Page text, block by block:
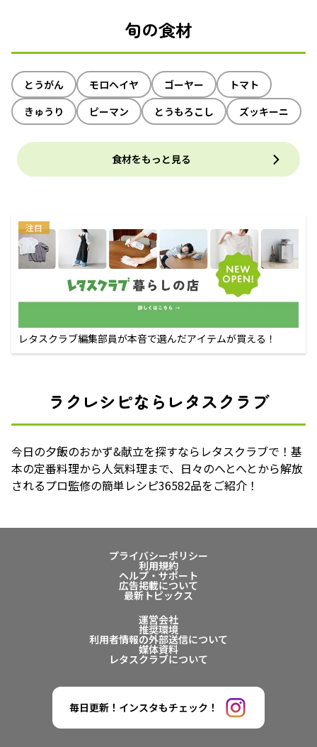
旬の食材
とうがん モロヘイヤ ゴーヤー
トマト
きゅうり
ピーマン とうもろこし ズッキーニ
食材をもっと見る
注目
レタスクラブ編集部員が本音で選んだアイテムが買える！
ラクレシピならレタスクラブ
今日の夕飯のおかず&献立を探すならレタスクラブで！基
本の定番料理から人気料理まで、日々のへとへとから解放
されるプロ監修の簡単レシピ36582品をご紹介！
プライバシーポリシー
利用規約
ヘルプ・サポート
広告掲載について
最新トピックス
運営会社
推奨環境
利用者情報の外部送信について
媒体資料
レタスクラブについて
毎日更新！インスタもチェック！